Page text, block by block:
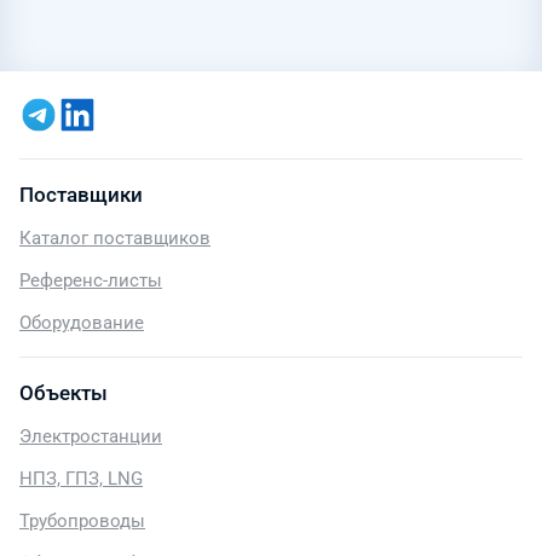
Поставщики
Каталог поставщиков
Референс-листы
Оборудование
Объекты
Электростанции
НПЗ, ГПЗ, LNG
Трубопроводы